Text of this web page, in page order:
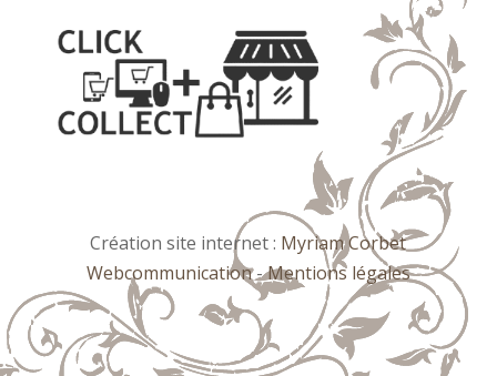
Création site internet : Myriam Corbet
Webcommunication-Mentions légales